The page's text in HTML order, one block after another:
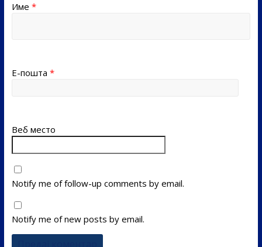
Име *
Е-пошта *
Веб место
Notify me of follow-up comments by email.
Notify me of new posts by email.